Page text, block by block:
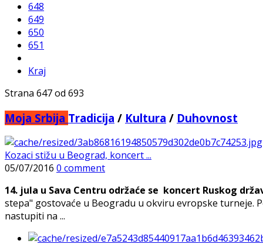
648
649
650
651
Kraj
Strana 647 od 693
Moja Srbija Tradicija / Kultura / Duhovnost
Kozaci stižu u Beograd, koncert ...
05/07/2016 0 comment
14. jula u Sava Centru održaće se koncert Ruskog
stepa" gostovaće u Beogradu u okviru evropske turneje.
nastupiti na ...